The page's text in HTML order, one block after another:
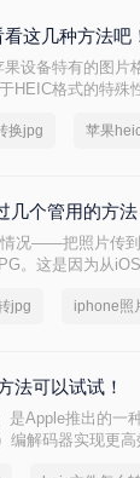
这几种方法吧
设备特有的图片
HEIC格式的特殊
，帮助用户轻松
换jpg 苹果
几个管用的方法
况——把照片传
。这是因为从
式。所以"iphone
jpg
法可以试试！
Apple推出的一
编解码器实现更